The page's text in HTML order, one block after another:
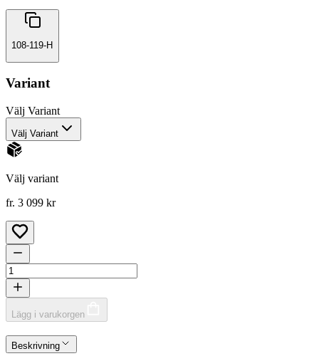
108-119-H
Variant
Välj Variant
Välj Variant
Välj variant
fr. 3 099 kr
Lägg i varukorgen
Beskrivning